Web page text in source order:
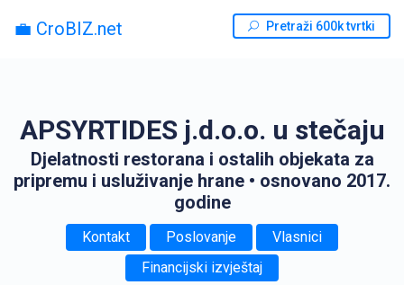
💼 CroBIZ.net Pretraži 600k tvrtki
APSYRTIDES j.d.o.o. u stečaju
Djelatnosti restorana i ostalih objekata za
pripremu i usluživanje hrane • osnovano 2017.
godine
Kontakt Poslovanje
Vlasnici
Financijski izvještaj